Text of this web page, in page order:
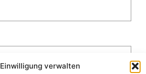
Einwilligung verwalten